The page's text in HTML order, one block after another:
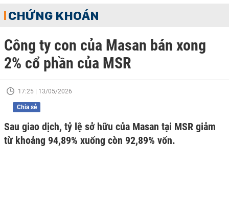
CHỨNG KHOÁN
Công ty con của Masan bán xong
2% cổ phần của MSR
17:25 | 13/05/2026
Chia sẻ
Sau giao dịch, tỷ lệ sở hữu của Masan tại MSR giảm
từ khoảng 94,89% xuống còn 92,89% vốn.